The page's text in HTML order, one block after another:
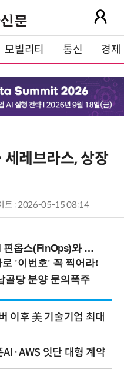
모빌리티 통신 경제
레브라스, 상장
트 : 2026-05-15 08:14
토큰 거버넌스 (8/21 잠실역)
이후 美 기술기업 최대
AI·AWS 잇단 대형 계약